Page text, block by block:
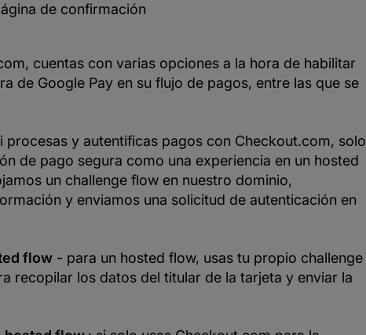
de confirmación
cuentas con varias opciones a la hora de habilitar
de Google Pay en su flujo de pagos, entre las que se
procesas y autentificas pagos con Checkout.com, solo
de pago segura como una experiencia en un hosted
un challenge flow en nuestro dominio,
y enviamos una solicitud de autenticación en
flow- para un hosted flow, usas tu propio challenge
recopilar los datos del titular de la tarjeta y enviar la